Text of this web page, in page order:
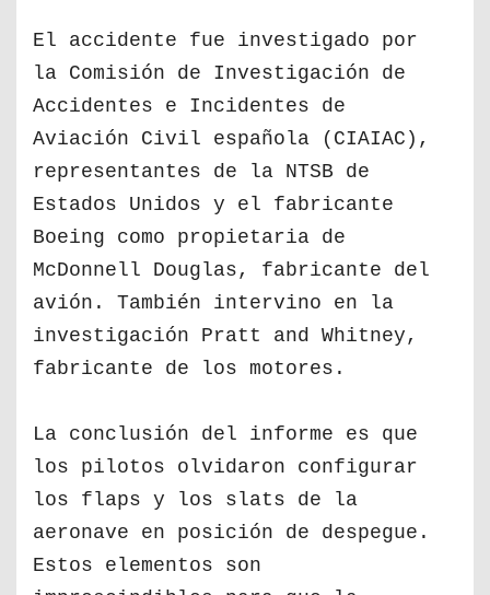
El accidente fue investigado por
la Comisión de Investigación de
Accidentes e Incidentes de
Aviación Civil española (CIAIAC),
representantes de la NTSB de
Estados Unidos y el fabricante
Boeing como propietaria de
McDonnell Douglas, fabricante del
avión. También intervino en la
investigación Pratt and Whitney,
fabricante de los motores.
La conclusión del informe es que
los pilotos olvidaron configurar
los flaps y los slats de la
aeronave en posición de despegue.
Estos elementos son